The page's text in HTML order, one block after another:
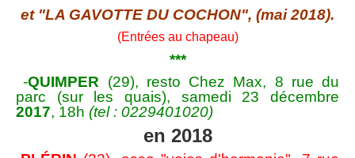
et "LA GAVOTTE DU COCHON", (mai 2018).
(Entrées au chapeau)
***
-QUIMPER (29), resto Chez Max, 8 rue du
parc (sur les quais), samedi 23 décembre
2017, 18h (tel : 0229401020)
en 2018